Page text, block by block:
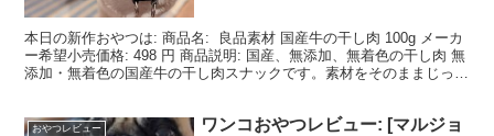
本日の新作おやつは: 商品名: 良品素材 国産牛の干し肉 100g メーカ
ー希望小売価格: 498 円 商品説明: 国産、無添加、無着色の干し肉 無
添加・無着色の国産牛の干し肉スナックです。素材をそのままじっく
おやつレビュー
ワンコおやつレビュー: [マルジョ